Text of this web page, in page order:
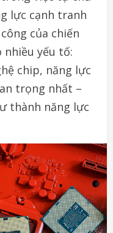
lực cạnh tranh
của chiến
nhiều yếu tố:
chip, năng lực
trọng nhất –
thành năng lực